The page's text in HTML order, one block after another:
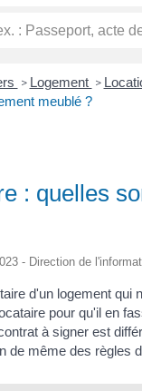
> Logement >
meublé ?
: quelles
- Direction de
d'un logement qui
pour qu'il en
à signer est
de même des règles